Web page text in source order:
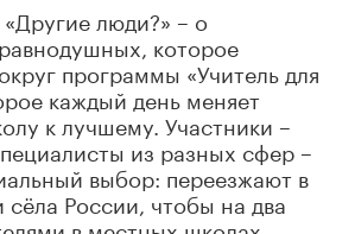
люди?» – о
которое
программы «Учитель для
каждый день меняет
к лучшему. Участники –
из разных сфер –
выбор: переезжают в
России, чтобы на два